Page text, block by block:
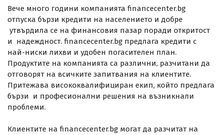
Вече много години компанията financecenter.bg
отпуска бързи кредити на населението и добре
утвърдила се на финансовия пазар поради откритост
и надеждност. financecenter.bg предлага кредити с
най-ниски лихви и удобен погасителен план.
Продуктите на компанията са различни, разчитани да
отговорят на всичките запитвания на клиентите.
Притежава висококвалифициран екип, който предлага
бързи и професионални решения на възникнали
проблеми.
Клиентите на financecenter.bg могат да разчитат на